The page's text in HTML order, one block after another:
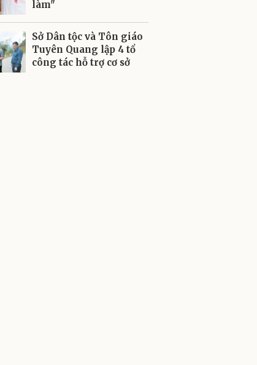
làm"
Sở Dân tộc và Tôn giáo
Tuyên Quang lập 4 tổ
công tác hỗ trợ cơ sở